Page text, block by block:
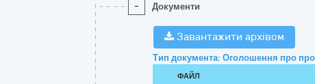
- Документи
Завантажити архівом
Тип документа: Оголошення про
ФАЙЛ